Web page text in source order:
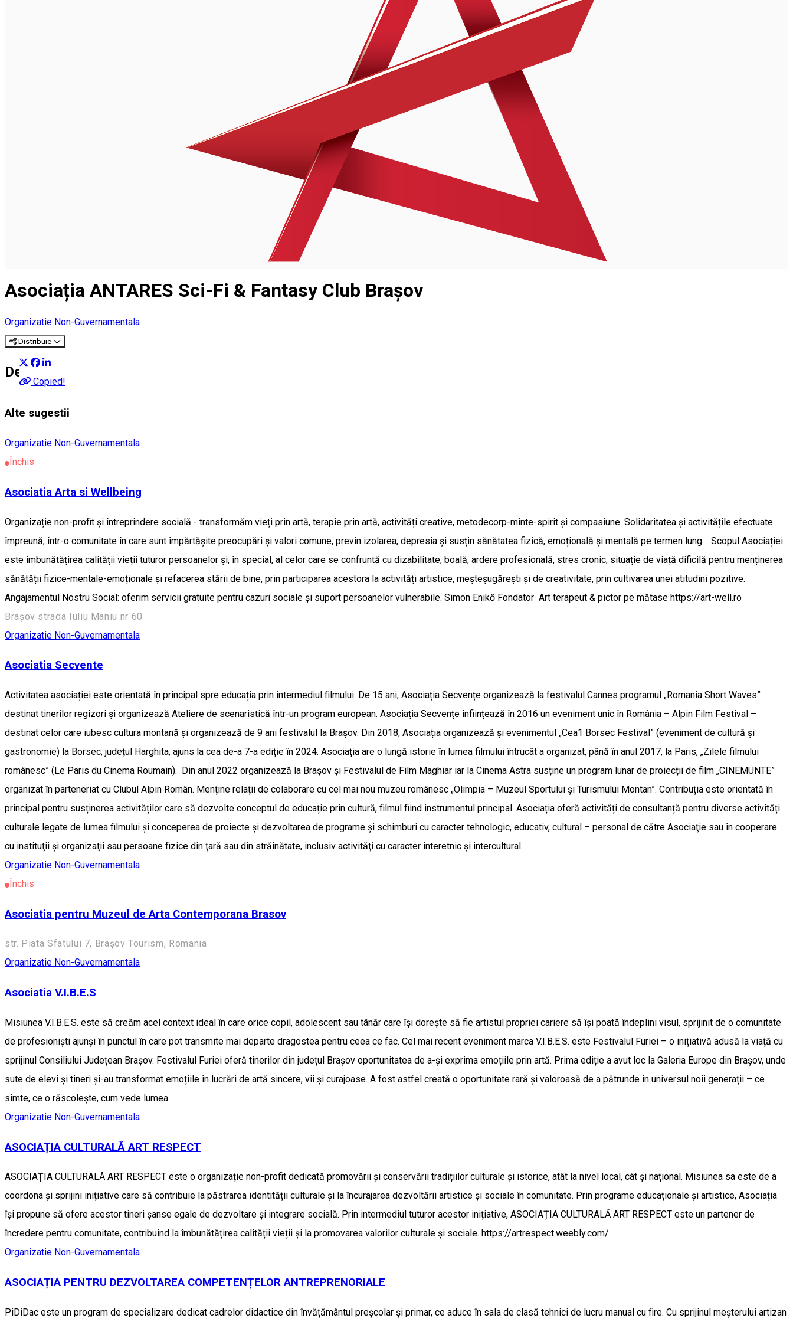
Asociația ANTARES Sci-Fi & Fantasy Club Brașov
Organizatie Non-Guvernamentala
Distribuie
Copied!
Despre
Alte sugestii
Organizatie Non-Guvernamentala
Închis
Asociatia Arta si Wellbeing
Organizație non-profit și întreprindere socială - transformăm vieți prin artă, terapie prin artă, activități creative, metodecorp-minte-spirit și compasiune. Solidaritatea și activitățile efectuate
împreună, într-o comunitate în care sunt împărtășite preocupări și valori comune, previn izolarea, depresia și susțin sănătatea fizică, emoțională și mentală pe termen lung. Scopul Asociației
este îmbunătățirea calității vieții tuturor persoanelor și, în special, al celor care se confruntă cu dizabilitate, boală, ardere profesională, stres cronic, situație de viață dificilă pentru menținerea
sănătății fizice-mentale-emoționale și refacerea stării de bine, prin participarea acestora la activități artistice, meșteșugărești și de creativitate, prin cultivarea unei atitudini pozitive.
Angajamentul Nostru Social: oferim servicii gratuite pentru cazuri sociale și suport persoanelor vulnerabile. Simon Enikő Fondator Art terapeut & pictor pe mătase https://art-well.ro
Brașov strada Iuliu Maniu nr 60
Organizatie Non-Guvernamentala
Asociatia Secvente
Activitatea asociației este orientată în principal spre educația prin intermediul filmului. De 15 ani, Asociația Secvențe organizează la festivalul Cannes programul „Romania Short Waves”
destinat tinerilor regizori și organizează Ateliere de scenaristică într-un program european. Asociația Secvențe înființează în 2016 un eveniment unic în România – Alpin Film Festival –
destinat celor care iubesc cultura montană și organizează de 9 ani festivalul la Brașov. Din 2018, Asociația organizează și evenimentul „Cea1 Borsec Festival” (eveniment de cultură și
gastronomie) la Borsec, județul Harghita, ajuns la cea de-a 7-a ediție în 2024. Asociația are o lungă istorie în lumea filmului întrucât a organizat, până în anul 2017, la Paris, „Zilele filmului
românesc” (Le Paris du Cinema Roumain). Din anul 2022 organizează la Brașov și Festivalul de Film Maghiar iar la Cinema Astra susține un program lunar de proiecții de film „CINEMUNTE”
organizat în parteneriat cu Clubul Alpin Român. Menține relații de colaborare cu cel mai nou muzeu românesc „Olimpia – Muzeul Sportului și Turismului Montan”. Contribuția este orientată în
principal pentru susținerea activităților care să dezvolte conceptul de educație prin cultură, filmul fiind instrumentul principal. Asociația oferă activități de consultanță pentru diverse activități
culturale legate de lumea filmului și conceperea de proiecte şi dezvoltarea de programe şi schimburi cu caracter tehnologic, educativ, cultural – personal de către Asociaţie sau în cooperare
cu instituţii şi organizaţii sau persoane fizice din ţară sau din străinătate, inclusiv activităţi cu caracter interetnic şi intercultural.
Organizatie Non-Guvernamentala
Închis
Asociatia pentru Muzeul de Arta Contemporana Brasov
str. Piata Sfatului 7, Brașov Tourism, Romania
Organizatie Non-Guvernamentala
Asociatia V.I.B.E.S
Misiunea V.I.B.E.S. este să creăm acel context ideal în care orice copil, adolescent sau tânăr care își dorește să fie artistul propriei cariere să își poată îndeplini visul, sprijinit de o comunitate
de profesioniști ajunși în punctul în care pot transmite mai departe dragostea pentru ceea ce fac. Cel mai recent eveniment marca V.I.B.E.S. este Festivalul Furiei – o inițiativă adusă la viață cu
sprijinul Consiliului Județean Brașov. Festivalul Furiei oferă tinerilor din județul Brașov oportunitatea de a-și exprima emoțiile prin artă. Prima ediție a avut loc la Galeria Europe din Brașov, unde
sute de elevi și tineri și-au transformat emoțiile în lucrări de artă sincere, vii și curajoase. A fost astfel creată o oportunitate rară și valoroasă de a pătrunde în universul noii generații – ce
simte, ce o răscolește, cum vede lumea.
Organizatie Non-Guvernamentala
ASOCIAȚIA CULTURALĂ ART RESPECT
ASOCIAȚIA CULTURALĂ ART RESPECT este o organizație non-profit dedicată promovării și conservării tradițiilor culturale și istorice, atât la nivel local, cât și național. Misiunea sa este de a
coordona și sprijini inițiative care să contribuie la păstrarea identității culturale și la încurajarea dezvoltării artistice și sociale în comunitate. Prin programe educaționale și artistice, Asociația
își propune să ofere acestor tineri șanse egale de dezvoltare și integrare socială. Prin intermediul tuturor acestor inițiative, ASOCIAȚIA CULTURALĂ ART RESPECT este un partener de
încredere pentru comunitate, contribuind la îmbunătățirea calității vieții și la promovarea valorilor culturale și sociale. https://artrespect.weebly.com/
Organizatie Non-Guvernamentala
ASOCIAȚIA PENTRU DEZVOLTAREA COMPETENȚELOR ANTREPRENORIALE
PiDiDac este un program de specializare dedicat cadrelor didactice din învățământul preșcolar și primar, ce aduce în sala de clasă tehnici de lucru manual cu fire. Cu sprijinul meșterului artizan